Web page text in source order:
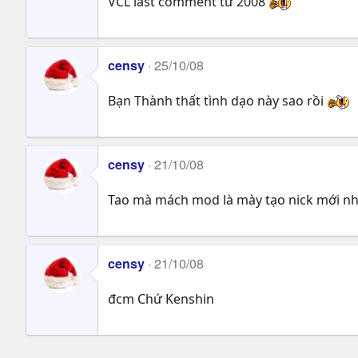
censy 25/10/08
Bạn Thành thất tình dạo này sao rồi
censy 21/10/08
Tao mà mách mod là mày tạo nick mới
censy 21/10/08
đcm Chứ Kenshin